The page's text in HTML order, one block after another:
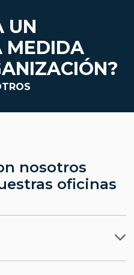
UN
MEDIDA
nosotros
oficinas